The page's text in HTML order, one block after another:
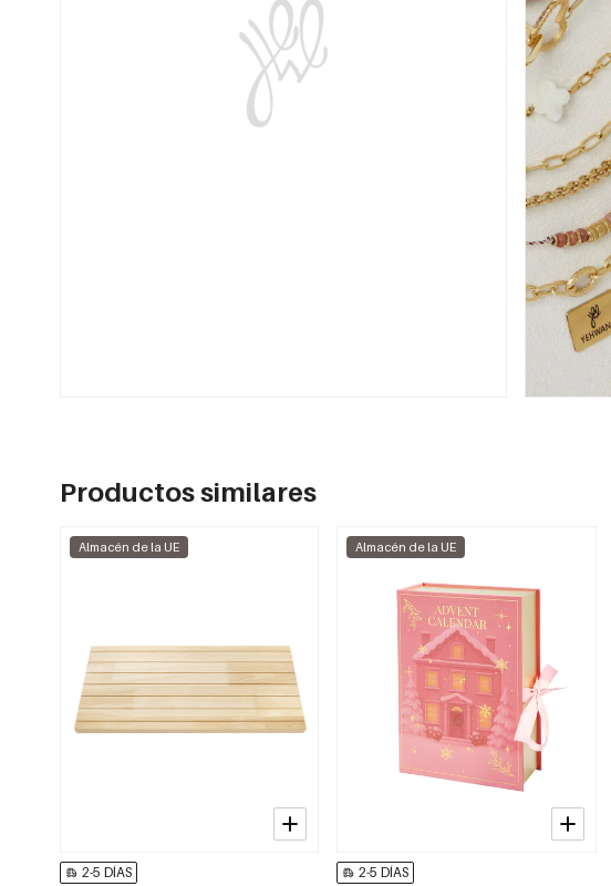
Productos similares
Almacén de la UE
2-5 DÍAS
Almacén de la UE
2-5 DÍAS